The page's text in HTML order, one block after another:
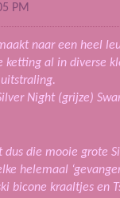
PM
naar een heel
ketting al in diverse
Night (grijze)
die mooie grote
helemaal
bicone kraaltjes en